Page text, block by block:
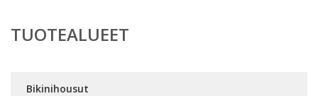
TUOTEALUEET
Bikinihousut